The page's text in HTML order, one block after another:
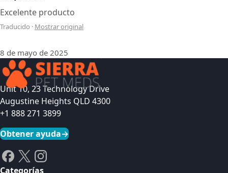
Excelente producto
Traducido · Mostrar original
8 de mayo de 2025
Unit 10, 23 Technology Drive
Augustine Heights QLD 4300
+1 888 271 3899
Obtener ayuda→
Categorías